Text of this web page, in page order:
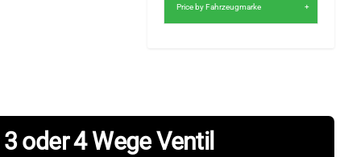
Price by Fahrzeugmarke
oder 4 Wege Ventil